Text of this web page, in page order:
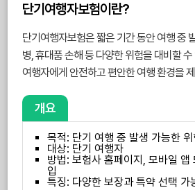
단기여행자보험이란?
단기여행자보험은 짧은 기간 동안 여행 중
병, 휴대품 손해 등 다양한 위험을 대비할
여행자에게 안전하고 편안한 여행 환경을
개요
목적: 단기 여행 중 발생 가능한 위
대상: 단기 여행자
방법: 보험사 홈페이지, 모바일 앱
입
특징: 다양한 보장과 특약 선택 가